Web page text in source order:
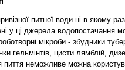
питної води ні в якому
у ці джерела водопостачання
мікроби - збудники
гельмінтів, цисти лямблій,
пиття неможливе можна